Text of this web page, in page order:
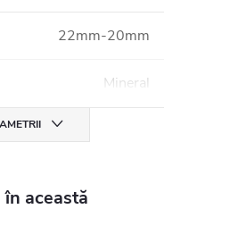
22mm-20mm
Mineral
această